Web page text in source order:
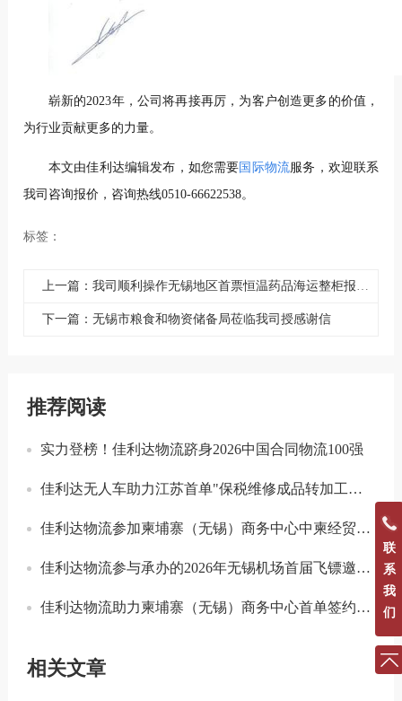
崭新的2023年，公司将再接再厉，为客户创造更多的价值，
为行业贡献更多的力量。
本文由佳利达编辑发布，如您需要 国际物流服务，欢迎联系
我司咨询报价，咨询热线0510-66622538。
标签：
下一篇：无锡市粮食和物资储备局莅临我司授感谢信
推荐阅读
实力登榜！佳利达物流跻身2026中国合同物流100强
佳利达无人车助力江苏首单"保税维修成品转加工再出口"业务落地
佳利达物流参加柬埔寨（无锡）商务中心中柬经贸合作专题座谈会
佳利达物流参与承办的2026年无锡机场首届飞镖邀请赛圆满落幕
佳利达物流助力柬埔寨（无锡）商务中心首单签约落地
相关文章
联
系
我
们